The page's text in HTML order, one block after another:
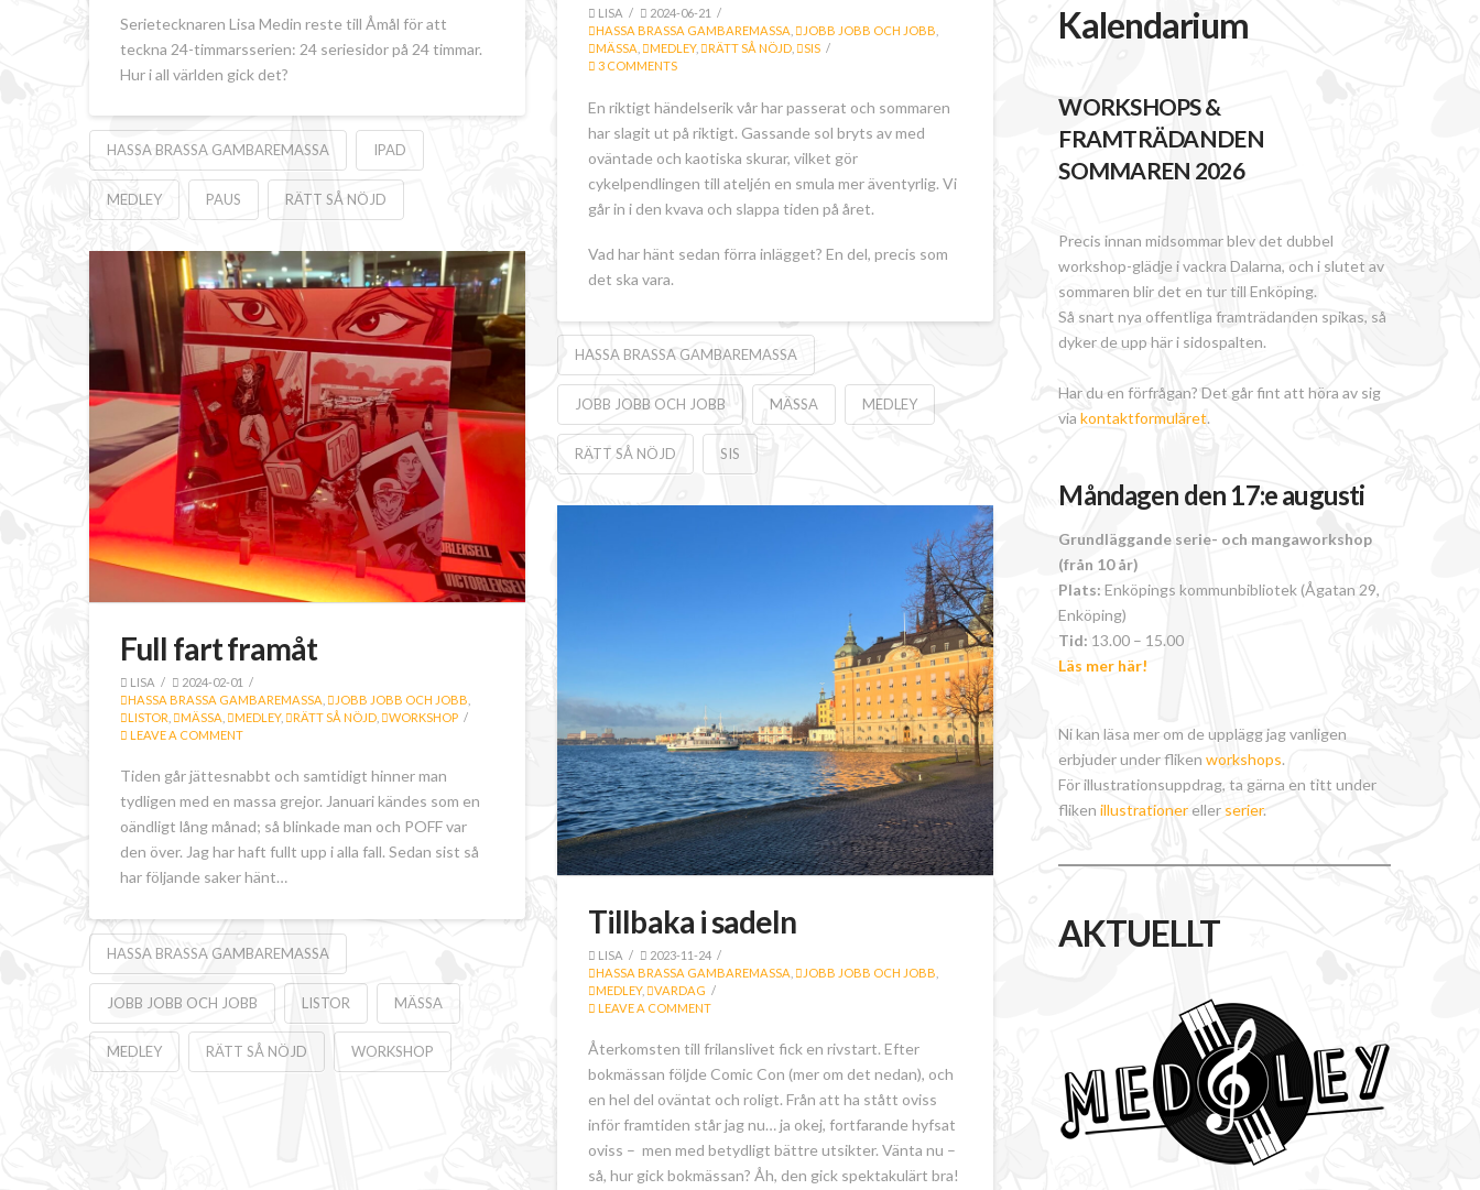
Serietecknaren Lisa Medin reste till Åmål för att
teckna 24-timmarsserien: 24 seriesidor på 24 timmar.
Hur i all världen gick det?
HASSA BRASSA GAMBAREMASSA IPAD
MEDLEY PAUS RÄTT SÅ NÖJD
LISA
2024-06-21
HASSA BRASSA GAMBAREMASSA
JOBB JOBB OCH JOBB
MÄSSA
MEDLEY, RÄTT SÅ NÖJD
SIS
3 COMMENTS
En riktigt händelserik vår har passerat och sommaren
har slagit ut på riktigt. Gassande sol bryts av med
oväntade och kaotiska skurar, vilket gör
cykelpendlingen till ateljén en smula mer äventyrlig. Vi
går in i den kvava och slappa tiden på året.
Vad har hänt sedan förra inlägget? En del, precis som
det ska vara.
HASSA BRASSA GAMBAREMASSA
JOBB JOBB OCH JOBB MÄSSA MEDLEY
RÄTT SÅ NÖJD SIS
Full fart framåt
LISA
2024-02-01
HASSA BRASSA GAMBAREMASSA
JOBB JOBB OCH JOBB
LISTOR
MÄSSA MEDLEY, RÄTT SÅ NÖJD
WORKSHOP
LEAVE A COMMENT
Tiden går jättesnabbt och samtidigt hinner man
tydligen med en massa grejor. Januari kändes som en
oändligt lång månad; så blinkade man och POFF var
den över. Jag har haft fullt upp i alla fall. Sedan sist så
har följande saker hänt…
HASSA BRASSA GAMBAREMASSA
JOBB JOBB OCH JOBB LISTOR MÄSSA
MEDLEY RÄTT SÅ NÖJD WORKSHOP
Tillbaka i sadeln
LISA
2023-11-24
HASSA BRASSA GAMBAREMASSA
JOBB JOBB OCH JOBB
MEDLEY,
VARDAG
LEAVE A COMMENT
Återkomsten till frilanslivet fick en rivstart. Efter
bokmässan följde Comic Con (mer om det nedan), och
en hel del oväntat och roligt. Från att ha stått oviss
inför framtiden står jag nu… ja okej, fortfarande hyfsat
oviss – men med betydligt bättre utsikter. Vänta nu –
så, hur gick bokmässan? Åh, den gick spektakulärt bra!
Kalendarium
WORKSHOPS &
FRAMTRÄDANDEN
SOMMAREN 2026
Precis innan midsommar blev det dubbel
workshop-glädje i vackra Dalarna, och i slutet av
sommaren blir det en tur till Enköping.
Så snart nya offentliga framträdanden spikas, så
dyker de upp här i sidospalten.
Har du en förfrågan? Det går fint att höra av sig
viakontaktformuläret.
Måndagen den 17:e augusti
Grundläggande serie- och mangaworkshop
(från 10 år)
Plats: Enköpings kommunbibliotek (Ågatan 29,
Enköping)
Tid: 13.00 – 15.00
Läs mer här!
Ni kan läsa mer om de upplägg jag vanligen
erbjuder under flikenworkshops.
För illustrationsuppdrag, ta gärna en titt under
flikenillustrationer eller serier.
AKTUELLT